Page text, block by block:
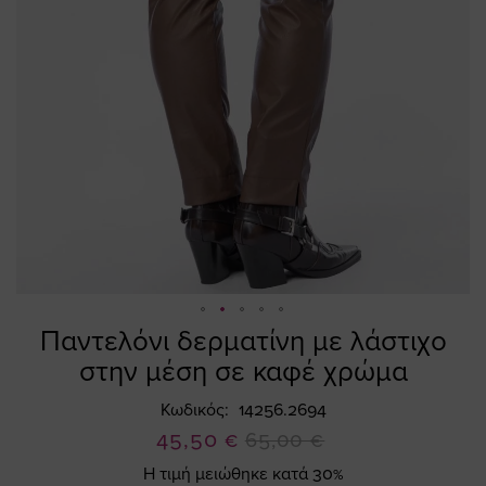
Παντελόνι δερματίνη με λάστιχο
στην μέση σε καφέ χρώμα
Κωδικός 14256.2694
Ειδική
Τιμή
45,50 € 65,00 €
Η τιμή μειώθηκε κατά 30%
Skip